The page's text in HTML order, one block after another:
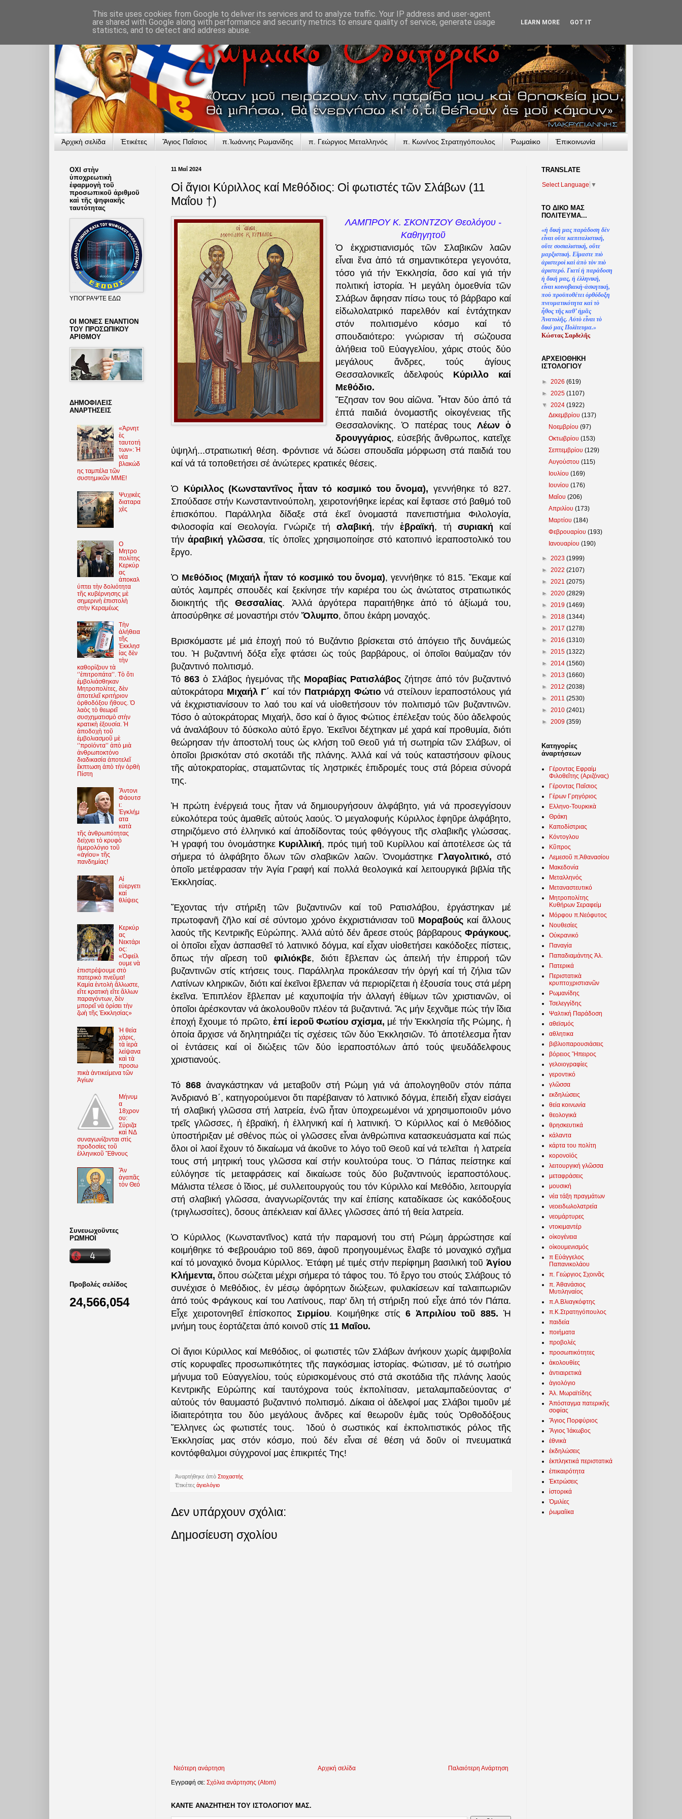
Ἀρχικὴ σελίδα Ἐτικέτες Ἅγιος Παΐσιος π.Ἰωάννης Ρωμανίδης π. Γεώργιος Μεταλληνός π. Κων/νος Στρατηγόπουλος Ῥωμαίικο Ἐπικοινωνία
11 Μαΐ 2024
Οἱ ἅγιοι Κύριλλος καί Μεθόδιος: Οἱ φωτιστές τῶν Σλάβων (11
Μαΐου †)
ΛΑΜΠΡΟΥ Κ. ΣΚΟΝΤΖΟΥ Θεολόγου -
Καθηγητοῦ
Ὁ ἐκχριστιανισμός τῶν Σλαβικῶν λαῶν
εἶναι ἕνα ἀπό τά σημαντικότερα γεγονότα,
τόσο γιά τήν Ἐκκλησία, ὅσο καί γιά τήν
πολιτική ἱστορία. Ἡ μεγάλη ὁμοεθνία τῶν
Σλάβων ἄφησαν πίσω τους τό βάρβαρο καί
εἰδωλολατρικό παρελθόν καί ἐντάχτηκαν
στόν πολιτισμένο κόσμο καί τό
σπουδαιότερο: γνώρισαν τή σώζουσα
ἀλήθεια τοῦ Εὐαγγελίου, χάρις στούς δύο
μεγάλους ἄνδρες, τούς ἁγίους
Θεσσαλονικεῖς ἀδελφούς Κύριλλο καί
Μεθόδιο.
Ἔζησαν τον 9ου αἰῶνα. Ἦταν δύο ἀπό τά
ἑπτά παιδιά ὀνομαστῆς οἰκογένειας τῆς
Θεσσαλονίκης. Ὁ πατέρας τουςΛέων ὁ
δρουγγάριος, εὐσεβής ἄνθρωπος, κατεῖχε
ὑψηλή...στρατιωτική θέση. Φρόντισε νά δώσει σπουδαῖα μόρφωση στά παιδιά του
καί νά τά τοποθετήσει σέ ἀνώτερες κρατικές θέσεις.
Ὁ Κύριλλος (Κωνσταντῖνος ἦταν τό κοσμικό του ὄνομα), γεννήθηκε τό 827.
Σπούδασε στήν Κωνσταντινούπολη, χειροτονήθηκε ἱερέας καί ἔφτασε στό βαθμό τοῦ
ἐπισκόπου. Παράλληλα δίδαξε στά ἐκεῖ ὀνομαστά πανεπιστήμια Φιλολογία,
Φιλοσοφία καί Θεολογία. Γνώριζε τή σλαβική, τήν ἑβραϊκή, τή συριακή καί
τήνἀραβική γλῶσσα, τίς ὁποῖες χρησιμοποίησε στό κατοπινό ἱεραποστολικό του
ἔργο.
Ὁ Μεθόδιος (Μιχαήλ ἦταν τό κοσμικό του ὄνομα), γεννήθηκε τό 815. Ἔκαμε καί
αὐτός λαμπρές σπουδές καί ξεκίνησε τήν καριέρα του ὡς ἀνώτατος στρατιωτικός
διοικητής τῆςΘεσσαλίας. Ἀλλά ἀργότερα παραιτήθηκε ἀπό τό ἀξίωμά του,
ἀποσύρθηκε σέ μοναστήρι στόν Ὄλυμπο, ὅπου ἐκάρη μοναχός.
Βρισκόμαστε μέ μιά ἐποχή πού τό Βυζάντιο βρίσκεται στό ἀπόγειο τῆς δυνάμεώς
του. Ἡ βυζαντινή δόξα εἶχε φτάσει ὡς τούς βαρβάρους, οἱ ὁποῖοι θαύμαζαν τόν
βυζαντινό πολιτισμό.
Τό863 ὁ Σλάβος ἡγεμόνας τῆς Μοραβίας Ρατισλάβος ζήτησε ἀπό τόν βυζαντινό
αὐτοκράτορα Μιχαήλ Γ΄ καί τόν Πατριάρχη Φώτιονά στείλουν ἱεραποστόλους γιά
νά ἐκχριστιανίσουν το λαό του καί νά υἱοθετήσουν τόν πολιτισμό τῶν βυζαντινῶν.
Τόσο ὁ αὐτοκράτορας Μιχαήλ, ὅσο καί ὁ ἅγιος Φώτιος ἐπέλεξαν τούς δύο ἀδελφούς
νά ἀναλάβουν τό δύσκολο αὐτό ἔργο. Ἐκεῖνοι δέχτηκαν μέ χαρά καί προθυμία, διότι
θεώρησαν τήν ἀποστολή τους ὡς κλήση τοῦ Θεοῦ γιά τή σωτηρία τῶν Σλάβων, οἱ
ὁποῖοι βρισκόταν στό σκοτάδι τῆς πλάνης. Ἀλλά καί νά τούς καταστήσουν φίλους
τῆς αὐτοκρατορίας, σταματῶντας τίς ληστρικές ἐπιδρομές τους στά βόρεια σύνορά
της.
Ἡ πρώτη ἐνέργειά τους ἦταν νά δημιουργήσουν ἀλφάβητο, γιά νά προσεγγίσουν
εὐκολότερα τούς ἀμαθεῖς αὐτούς λαούς. Ὁ μεγαλοφυής Κύριλλος ἐφηῦρε ἀλφάβητο,
στηριζόμενο στό ἑλληνικό καί ἀποδίδοντας τούς φθόγγους τῆς σλαβικῆς γλώσσας.
Ἡ γραφή του ὀνομάστηκε Κυριλλική, πρός τιμή τοῦ Κυρίλλου καί ἀποτέλεσε ὡς τά
σήμερα τό ἀλφάβητο ὅλων τῶν σλαβικῶν λαῶν. Ὀνομάστηκε Γλαγολιτικό, στό
ὁποῖο μετέφρασαν τήν Ἁγία Γραφή καί πολλά θεολογικά καί λειτουργικά βιβλία τῆς
Ἐκκλησίας.
Ἔχοντας τήν στήριξη τῶν βυζαντινῶν καί τοῦ Ρατισλάβου, ἐργάστηκαν μέ
πρωτοφανῆ ζῆλο καί σέ σύντομο χρόνο ἐκχριστιάνισαν τοῦ Μοραβούςκαί ἄλλους
λαούς τῆς Κεντρικῆς Εὐρώπης. Ἀλλά αὐτό δέν ἄρεσε στούς βάρβαρους Φράγκους,
οἱ ὁποῖοι εἶχαν ἀσπασθεῖ τό λατινικό δόγμα, καί εἶχαν υἱοθετήσει κακόδοξες πίστεις,
ὅπως τήν αἵρεση τοῦ φιλιόκβε, διότι ἔβλεπαν ὡς ἀπειλή τήν ἐπιρροή τῶν
βυζαντινῶν στίς κτήσεις τους. Παράλληλα προκάλεσαν τήν ὀργή καί τή ζήλια τῶν
Λατίνων κληρικῶν, διότι καί ἐκεῖνοι ἔβλεπαν νά περιορίζεται ἡ ἐξουσία τους στά μέρη
ἐκεῖνα. Ἐπιπλέον ἔβλεπαν μέ καχυποψία τήν ἀλλαγή ἐθίμων τῶν χριστιανῶν, οἱ
ὁποῖοι ἀρέσκονταν νά ἀκολουθοῦν πλέον τά βυζαντινά. Ἄς μήν ξεχνᾶμε πώς τήν ἴδια
ἐποχή ἔχουμε τό πρῶτο,ἐπί ἱεροῦ Φωτίου σχίσμα, μέ τήν Ἐκκλησία τῆς Ρώμης, ἡ
ὁποίαἄρχισε νά δηλητηριάζει τίς σχέσεις τῶν δύο Ἐκκλησιῶν. Τό ἀποτέλεσμα ἦταν
οἱ ἐντάσεις καί οἱ διώξεις τῶν δύο ἱεραποστόλων ἀπό τούς ψευδάδελφους
χριστιανούς.
Τό 868 ἀναγκάστηκαν νά μεταβοῦν στή Ρώμη γιά νά ἀπολογηθοῦν στόν πάπα
Ἀνδριανό Β΄, κατηγορούμενοι ὅτι παρέβαιναν τό λατινικό δόγμα, ἐπειδή εἶχαν εἰσάγει
τή σλαβική γλῶσσα στή λατρεία, ἐνῶ ἦταν ὑποχρεωμένοι νά χρησιμοποιοῦν μόνο
τρεῖς γλῶσσες, ἡ ἑβραϊκή, ἡ ἑλληνική καί ἡ λατινική. Ὁ Κύριλλος καί ὁ Μεθόδιος
ὑποστήριξαν μέ σθένος πώς οἱ γλῶσσες εἶναι ἀνθρώπινα κατασκευάσματα καί πώς
ὅλοι οἱ λαοί ἔχουν τό δικαίωμα νά ἀκοῦνε το λόγο τοῦ Θεοῦ καί νά τελεῖται ἡ λατρεία
τους στή μητρική τους γλῶσσα καί στήν κουλτούρα τους. Ὁ Πάπας πείστηκε καί
εὐλόγησε τίς μεταφράσεις καί δικαίωσε τούς δύο βυζαντινούς ἱεραποστόλους.
Μάλιστα τέλεσε ὁ ἴδιος, μέ συλλειτουργούς του τόν Κύριλλο καί Μεθόδιο, λειτουργία
στή σλαβική γλῶσσα, ἀναγνωρίζοντάς την καί ἐπίσης καταδίκασε ὡς κακόδοξους
(τριγλωσσίτες), ὅσους ἀπέκλειαν καί ἄλλες γλῶσσες ἀπό τή θεία λατρεία.
Ὁ Κύριλλος (Κωνσταντῖνος) κατά τήν παραμονή του στή Ρώμη ἀρρώστησε καί
κοιμήθηκε τό Φεβρουάριο τοῦ 869, ἀφοῦ προηγουμένως ἔλαβε τό μοναχικό σχῆμα
καί τό μοναχικό ὄνομα Κύριλλος. Ἐτάφη μέ τιμές στήν περίφημη βασιλική τοῦ Ἁγίου
Κλήμεντα, ὅπου σώζεται μέχρι σήμερα τό τάφος του. Τό ἔργο του στούς Σλάβους τό
συνέχισε ὁ Μεθόδιος, ἐν μέσῳ ἀφόρητων διώξεων, φυλακίσεων καί ταλαιπωριῶν
ἀπό τούς Φράγκους καί του Λατίνους, παρ' ὅλη τή στήριξη πού εἶχε ἀπό τόν Πάπα.
Εἶχε χειροτονηθεῖ ἐπίσκοπος Σιρμίου. Κοιμήθηκε στίς 6 Ἀπριλίου τοῦ 885. Ἡ
μνήμη τους ἑορτάζεται ἀπό κοινοῦ στίς 11 Μαΐου.
Οἱ ἅγιοι Κύριλλος καί Μεθόδιος, οἱ φωτιστές τῶν Σλάβων ἀνήκουν χωρίς ἀμφιβολία
στίς κορυφαῖες προσωπικότητες τῆς παγκόσμιας ἱστορίας. Φώτισαν, μέ τό σωτήριο
μήνυμα τοῦ Εὐαγγελίου, τούς εὑρισκομένους στό στά σκοτάδια τῆς πλάνης λαούς
Κεντρικῆς Εὐρώπης καί ταυτόχρονα τούς ἐκπολίτισαν, μεταλαμπαδεύοντας σ'
αὐτούς τόν θαυμαστό βυζαντινό πολιτισμό. Δίκαια οἱ ἀδελφοί μας Σλάβοι τιμοῦν μέ
ἰδιαιτερότητα του δύο μεγάλους ἄνδρες καί θεωροῦν ἐμᾶς τούς Ὀρθοδόξους
Ἕλληνες ὡς φωτιστές τους. Ἰδού ὁ σωστικός καί ἐκπολιτιστικός ρόλος τῆς
Ἐκκλησίας μας στόν κόσμο, πού δέν εἶναι σέ θέση νά δοῦν οἱ πνευματικά
κοντόφθαλμοι σύγχρονοί μας ἐπικριτές Της!
Ἀναρτήθηκε ἀπὸ Στοχαστής
Ἐτικέτες ἁγιολόγιο
Δεν υπάρχουν σχόλια:
Δημοσίευση σχολίου
Νεότερη ανάρτηση Παλαιότερη Ανάρτηση
Αρχική σελίδα
Εγγραφή σε: Σχόλια ανάρτησης (Atom)
ΚΑΝΤΕ ΑΝΑΖΗΤΗΣΗ ΤΟΥ ΙΣΤΟΛΟΓΙΟΥ ΜΑΣ.
ΟΧΙ στὴν
ὑποχρεωτικὴ
ἐφαρμογὴ τοῦ
προσωπικοῦ ἀριθμοῦ
καὶ τῆς ψηφιακῆς
ταυτότητας
ΥΠΟΓΡΑΨΤΕ ΕΔΩ
ΟΙ ΜΟΝΕΣ ΕΝΑΝΤΙΟΝ
ΤΟΥ ΠΡΟΣΩΠΙΚΟΥ
ΑΡΙΘΜΟΥ
ΔΗΜΟΦΙΛΕΙΣ
ΑΝΑΡΤΗΣΕΙΣ
«Ἀρνητ
ὲς
ταυτοτή
των»: Ἡ
νέα
βλακώδ
ης ταμπέλα τῶν
συστημικῶν ΜΜΕ!
Ψυχικὲς
διαταρα
χὲς
O
Μητρο
πολίτης
Κερκύρ
ας
ἀποκαλ
ύπτει τὴν δολιότητα
τῆς κυβέρνησης μὲ
σημερινὴ ἐπιστολὴ
στὴν Κεραμέως
Τὴν
ἀλήθεια
τῆς
Ἐκκλησ
ίας δὲν
τὴν
καθορίζουν τὰ
‘’ἐπιτροπάτα’’. Τὸ ὅτι
ἐμβολιάσθηκαν
Μητροπολίτες, δὲν
ἀποτελεῖ κριτήριον
ὀρθοδόξου ἤθους. Ὁ
λαὸς τὸ θεωρεῖ
συσχηματισμὸ στὴν
κρατικὴ ἐξουσία. Ἡ
ἀποδοχὴ τοῦ
ἐμβολιασμοῦ μὲ
‘’προϊόντα’’ ἀπὸ μιὰ
ἀνθρωποκτόνο
διαδικασία ἀποτελεῖ
ἔκπτωση ἀπὸ τὴν ὀρθὴ
Πίστη
Ἄντονι
Φάουτσ
ι:
Ἐγκλήμ
ατα
κατὰ
τῆς ἀνθρωπότητας
δείχνει τὸ κρυφὸ
ἡμερολόγιο τοῦ
«ἁγίου» τῆς
πανδημίας!
Αἱ
εὐεργετι
καί
θλίψεις
Κερκύρ
ας
Νεκτάρι
ος:
«Ὀφείλ
ουμε νὰ
ἐπιστρέψουμε στὸ
πατερικὸ πνεῦμα!
Καμία ἐντολὴ ἄλλωστε,
εἴτε κρατικὴ εἴτε ἄλλων
παραγόντων, δὲν
μπορεῖ νὰ ὁρίσει τὴν
ζωὴ τῆς Ἐκκλησίας»
Ἡ θεία
χάρις,
τὰ ἱερὰ
λείψανα
καὶ τὰ
προσω
πικὰ ἀντικείμενα τῶν
Ἁγίων
Μήνυμ
α
18χρον
ου:
Σύριζα
καὶ ΝΔ
συναγωνίζονται στὶς
προδοσίες τοῦ
ἑλληνικοῦ Ἔθνους
Ἄν
ἀγαπᾶς
τὸν Θεό
Συνευωχοῦντες
ΡΩΜΗΟΙ
Προβολές σελίδος
24,566,054
TRANSLATΕ
Select Language ▼
ΤΟ ΔΙΚΟ ΜΑΣ
ΠΟΛΙΤΕΥΜΑ...
«ἡ δική μας παράδοση δὲν
εἶναι οὔτε καπιταλιστική,
οὔτε σοσιαλιστική, οὔτε
μαρξιστική. Εἴμαστε πιὸ
ἀριστεροὶ καὶ ἀπὸ τὸν πιὸ
ἀριστερό. Γιατίἡ παράδοση
ἡ δική μας, ἡ ἑλληνική,
εἶναι κοινοβιακὴ-ἀσκητική,
ποὺ προϋποθέτει ὀρθόδοξη
πνευματικότητα καὶ τὸ
ἦθος τῆς καθ’ἠμᾶς
Ἀνατολῆς. Αὐτὸ εἶναι τὸ
δικό μας Πολίτευμα.»
Κώστας Σαρδελῆς
ΑΡΧΕΙΟΘΗΚΗ
ΙΣΤΟΛΟΓΙΟΥ
► 2026 (619)
► 2025 (1107)
▼ 2024 (1922)
Δεκεμβρίου(137)
Νοεμβρίου(97)
Οκτωβρίου(153)
Σεπτεμβρίου(129)
Αυγούστου(115)
Ιουλίου(169)
Ιουνίου(176)
Μαΐου(206)
Απριλίου(173)
Μαρτίου(184)
Φεβρουαρίου(193)
Ιανουαρίου(190)
► 2023 (1999)
► 2022 (2107)
► 2021 (2075)
► 2020 (2829)
► 2019 (1469)
► 2018 (1344)
► 2017 (1278)
► 2016 (1310)
► 2015 (1322)
► 2014 (1560)
► 2013 (1660)
► 2012 (2038)
► 2011 (2530)
► 2010 (2401)
► 2009 (359)
Κατηγορίες
ἀναρτήσεων
Γέροντας Εφραίμ
Φιλοθεΐτης (Αριζόνας)
Γέροντας Παΐσιος
Γέρων Γρηγόριος
Ελληνο-Τουρκικὰ
Θράκη
Καποδίστριας
Κόντογλου
Κῦπρος
Λεμεσοῦ π.Ἀθανασίου
Μακεδονία
Μεταλληνός
Μεταναστευτικό
Μητροπολίτης
Κυθήρων Σεραφείμ
Μόρφου π.Νεόφυτος
Νουθεσίες
Οὐκρανικό
Παναγία
Παπαδιαμάντης Ἀλ.
Πατερικά
Περιστατικὰ
κρυπτοχριστιανῶν
Ρωμανίδης
Τσελεγγίδης
Ψαλτική Παράδοση
αθεϊσμός
αθλητικα
βιβλιοπαρουσιάσεις
βόρειος Ἤπειρος
γελοιογραφίες
γεροντικό
γλῶσσα
εκδηλώσεις
θεία κοινωνία
θεολογικά
θρησκευτικά
κάλαντα
κάρτα του πολίτη
κορονοϊός
λειτουργική γλῶσσα
μεταφράσεις
μουσική
νέα τάξη πραγμάτων
νεοειδωλολατρεία
νεομάρτυρες
ντοκιμαντέρ
οἰκογένεια
οἰκουμενισμός
π Εὐάγγελος
Παπανικολάου
π. Γεώργιος Σχοινᾶς
π. Ἀθανάσιος
Μυτιληναίος
π.Α.Βλιαγκόφτης
π.Κ.Στρατηγόπουλος
παιδεία
ποιήματα
προβολές
προσωπικότητες
ἀκολουθίες
ἀντιαιρετικά
ἁγιολόγιο
Ἀλ. Μωραϊτίδης
Ἀπόσταγμα πατερικῆς
σοφίας
Ἅγιος Πορφύριος
Ἅγιος Ἰάκωβος
ἐθνικὰ
ἐκδηλώσεις
ἐκπληκτικά περιστατικά
ἐπικαιρότητα
Ἐκτρώσεις
ἱστορικά
Ὁμιλίες
ῥωμαίϊκα
This site uses cookies from Google to deliver its services and to analyze traffic. Your IP address and user-agent
are shared with Google along with performance and security metrics to ensure quality of service, generate usage
statistics, and to detect and address abuse.
LEARN MORE GOT IT